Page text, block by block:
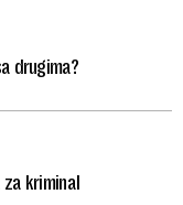
drugima?
kriminal